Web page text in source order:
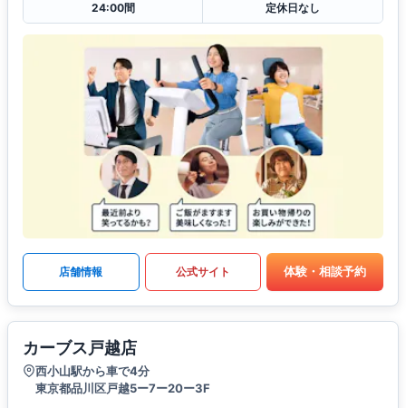
24:00間
定休日なし
店舗情報 公式サイト 体験・相談予約
カーブス戸越店
西小山駅から車で4分
東京都品川区戸越5ー7ー20ー3F